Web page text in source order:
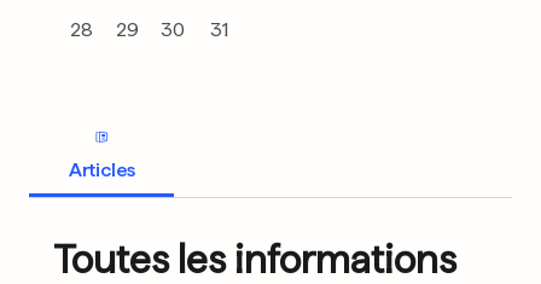
28 29 30 31
Articles
Toutes les informations